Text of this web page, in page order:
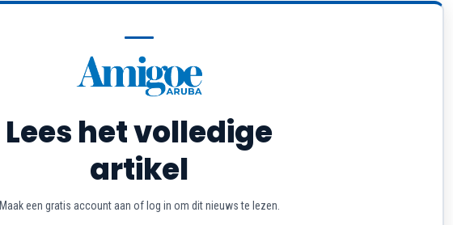
Lees het volledige
artikel
Maak een gratis account aan of log in om dit nieuws te lezen.